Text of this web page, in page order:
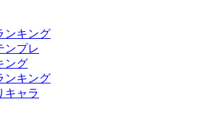
ンキング
ンプレ
ング
ンキング
キャラ